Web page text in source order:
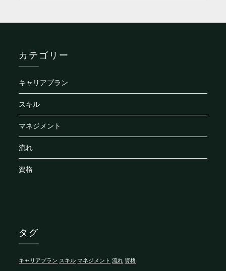
カテゴリー
キャリアプラン
スキル
マネジメント
流れ
資格
タグ
キャリアプラン スキル マネジメント 流れ 資格